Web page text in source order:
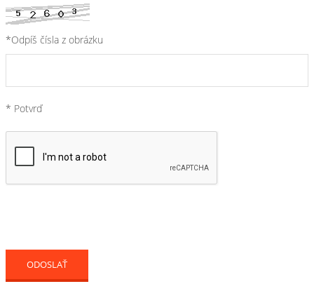
*Odpíš čísla z obrázku
* Potvrď